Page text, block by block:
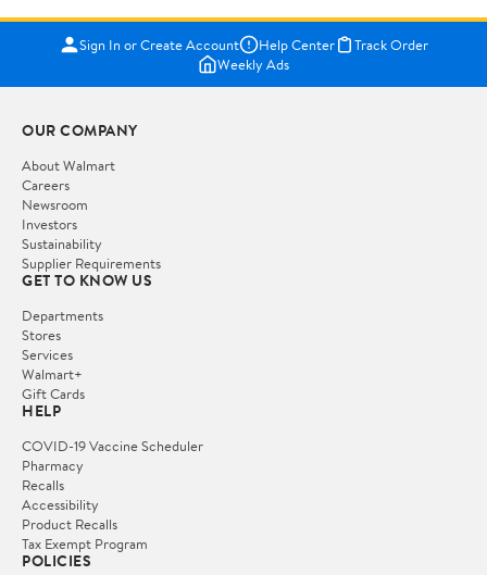
Sign In or Create Account Help Center
Track Order
Weekly Ads
OUR COMPANY
About Walmart
Careers
Newsroom
Investors
Sustainability
Supplier Requirements
GET TO KNOW US
Departments
Stores
Services
Walmart+
Gift Cards
HELP
COVID-19 Vaccine Scheduler
Pharmacy
Recalls
Accessibility
Product Recalls
Tax Exempt Program
POLICIES